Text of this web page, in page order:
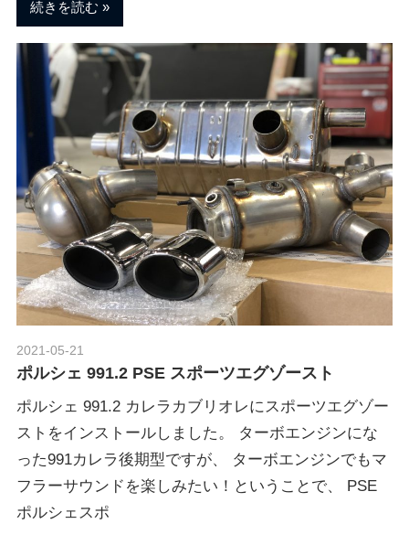
s
p
o
r
t
ポ
シ
ェ
ニ
ン
レ
ポ
ー
ト
な
ど
を
ご
紹
い
た
し
ま
す
続きを読む
2021-05-21
ポルシェ 991.2 PSE スポーツエグゾースト
ポルシェ 991.2 カレラカブリオレにスポーツエグゾー
ストをインストールしました。 ターボエンジンにな
った991カレラ後期型ですが、 ターボエンジンでもマ
フラーサウンドを楽しみたい！ということで、 PSE
ポルシェスポ